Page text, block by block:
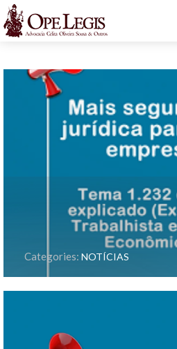
Categories: NOTÍCIAS